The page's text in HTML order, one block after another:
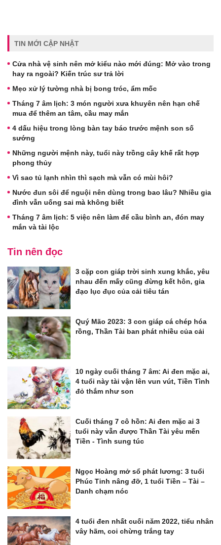
TIN MỚI CẬP NHẬT
Cửa nhà vệ sinh nên mở kiểu nào mới đúng: Mở vào trong
hay ra ngoài? Kiến trúc sư trả lời
Mẹo xử lý tường nhà bị bong tróc, ẩm mốc
Tháng 7 âm lịch: 3 món người xưa khuyên nên hạn chế
mua để thêm an tâm, cầu may mắn
4 dấu hiệu trong lòng bàn tay báo trước mệnh son số
sướng
Những người mệnh này, tuổi này trồng cây khế rất hợp
phong thủy
Vì sao tủ lạnh nhìn thì sạch mà vẫn có mùi hôi?
Nước đun sôi để nguội nên dùng trong bao lâu? Nhiều gia
đình vẫn uống sai mà không biết
Tháng 7 âm lịch: 5 việc nên làm để cầu bình an, đón may
mắn và tài lộc
Tin nên đọc
3 cặp con giáp trời sinh xung khắc, yêu
nhau đến mấy cũng đừng kết hôn, gia
đạo lục đục của cải tiêu tán
Quý Mão 2023: 3 con giáp cá chép hóa
rồng, Thần Tài ban phát nhiều của cải
10 ngày cuối tháng 7 âm: Ai đen mặc ai,
4 tuổi này tài vận lên vun vút, Tiền Tình
đỏ thắm như son
Cuối tháng 7 cô hồn: Ai đen mặc ai 3
tuổi này vẫn được Thần Tài yêu mến
Tiền - Tình sung túc
Ngọc Hoàng mở sổ phát lương: 3 tuổi
Phúc Tinh nâng đỡ, 1 tuổi Tiền – Tài –
Danh chạm nóc
4 tuổi đen nhất cuối năm 2022, tiểu nhân
vây hãm, coi chừng trắng tay